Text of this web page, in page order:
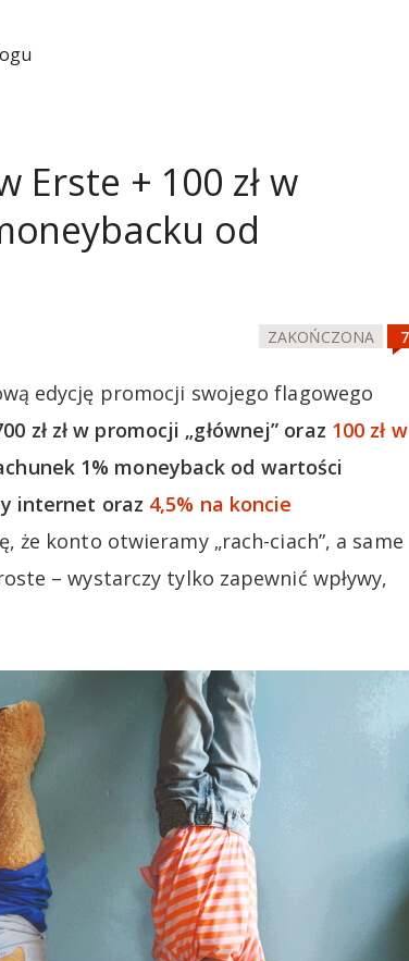
Erste + 100 zł w
od
ZAKOŃCZONA
edycję promocji swojego flagowego
zł zł w promocji „głównej” oraz 100 zł w
1% moneyback od wartości
internet oraz 4,5% na koncie
że konto otwieramy „rach-ciach”, a same
– wystarczy tylko zapewnić wpływy,